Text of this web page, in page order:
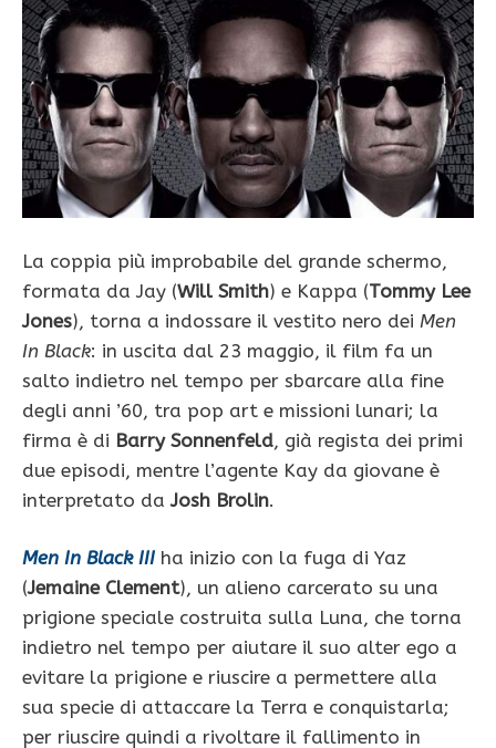
La coppia più improbabile del grande schermo,
formata da Jay (Will Smith) e Kappa (Tommy Lee
Jones), torna a indossare il vestito nero dei Men
In Black: in uscita dal 23 maggio, il film fa un
salto indietro nel tempo per sbarcare alla fine
degli anni ’60, tra pop art e missioni lunari; la
firma è di Barry Sonnenfeld, già regista dei primi
due episodi, mentre l’agente Kay da giovane è
interpretato daJosh Brolin.
Men In Black III ha inizio con la fuga di Yaz
(Jemaine Clement), un alieno carcerato su una
prigione speciale costruita sulla Luna, che torna
indietro nel tempo per aiutare il suo alter ego a
evitare la prigione e riuscire a permettere alla
sua specie di attaccare la Terra e conquistarla;
per riuscire quindi a rivoltare il fallimento in